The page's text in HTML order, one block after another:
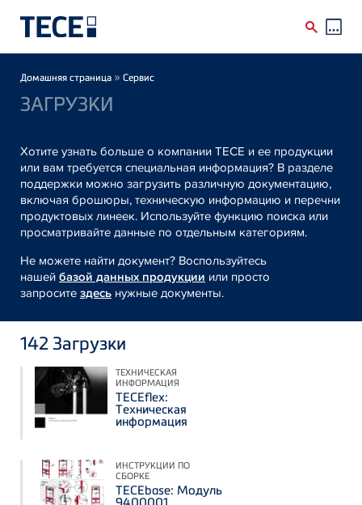
Breadcrumb
Домашняя страница » Сервис
ЗАГРУЗКИ
Хотите узнать больше о компании TECE и ее продукции
или вам требуется специальная информация? В разделе
поддержки можно загрузить различную документацию,
включая брошюры, техническую информацию и перечни
продуктовых линеек. Используйте функцию поиска или
просматривайте данные по отдельным категориям.
Не можете найти документ? Воспользуйтесь
нашейбазой данных продукции или просто
запроситездесь нужные документы.
142Загрузки
ТЕХНИЧЕСКАЯ
ИНФОРМАЦИЯ
TECEflex:
Техническая
информация
ИНСТРУКЦИИ ПО
СБОРКЕ
TECEbase: Модуль